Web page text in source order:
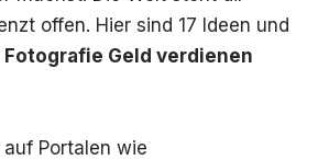
offen. Hier sind 17 Ideen und
Fotografie Geld verdienen
Portalen wie